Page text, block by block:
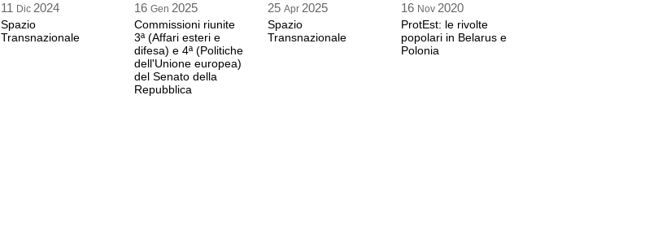
11 Dic 2024
Spazio
Transnazionale
16 Gen 2025
Commissioni riunite
3ª (Affari esteri e
difesa) e 4ª (Politiche
dell'Unione europea)
del Senato della
Repubblica
25 Apr 2025
Spazio
Transnazionale
16 Nov 2020
ProtEst: le rivolte
popolari in Belarus e
Polonia